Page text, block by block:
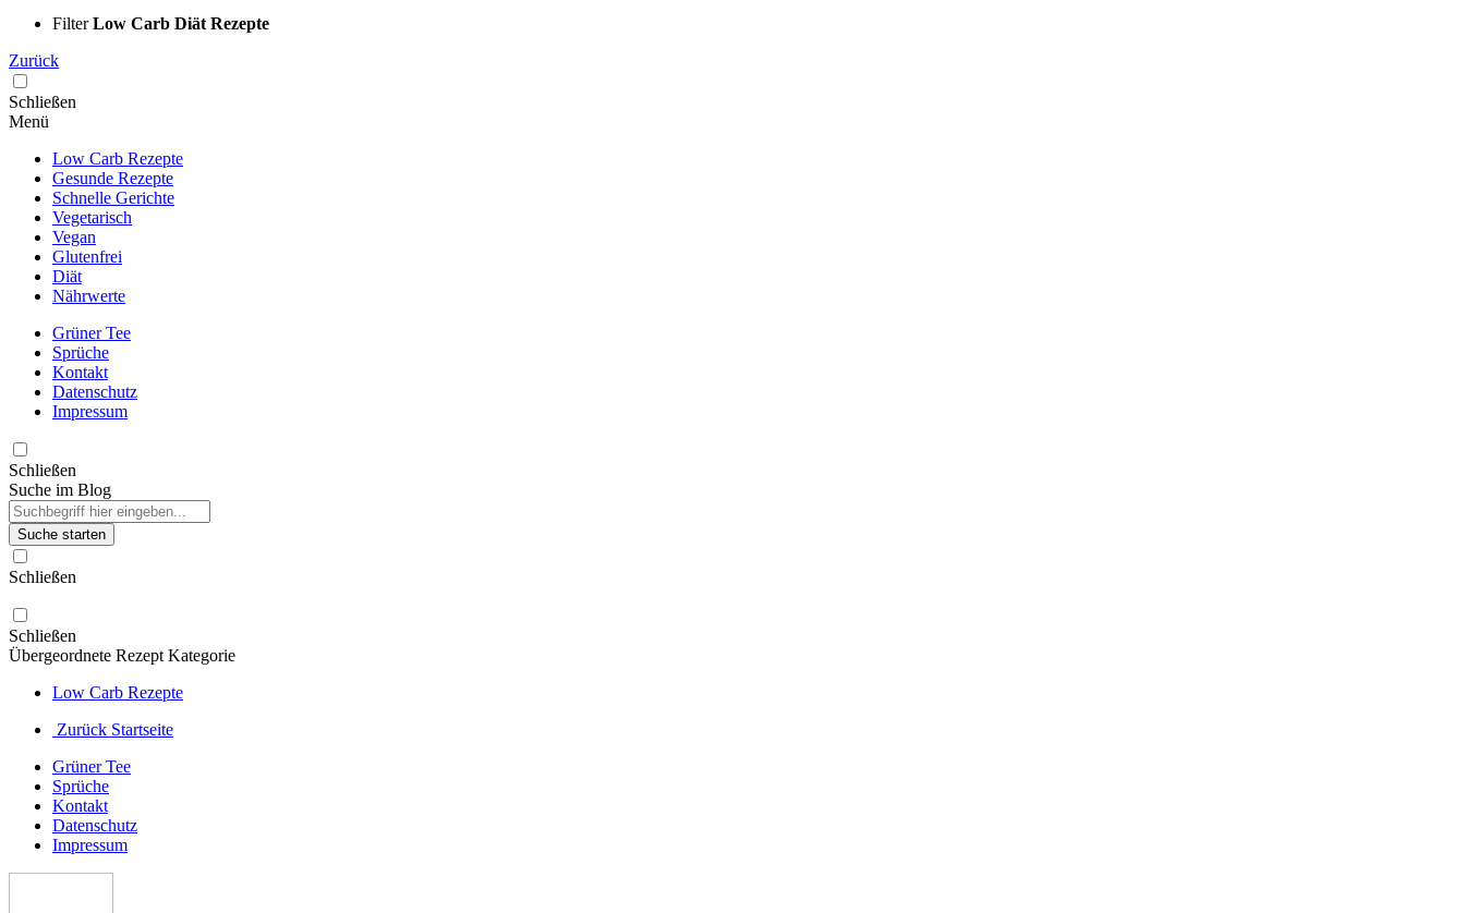
FilterLow Carb Diät Rezepte
Zurück
Schließen
Menü
Low Carb Rezepte
Gesunde Rezepte
Schnelle Gerichte
Vegetarisch
Vegan
Glutenfrei
Diät
Nährwerte
Grüner Tee
Sprüche
Kontakt
Datenschutz
Impressum
Schließen
Suche im Blog
Suche starten
Schließen
Schließen
Übergeordnete Rezept Kategorie
Low Carb Rezepte
Zurück Startseite
Grüner Tee
Sprüche
Kontakt
Datenschutz
Impressum